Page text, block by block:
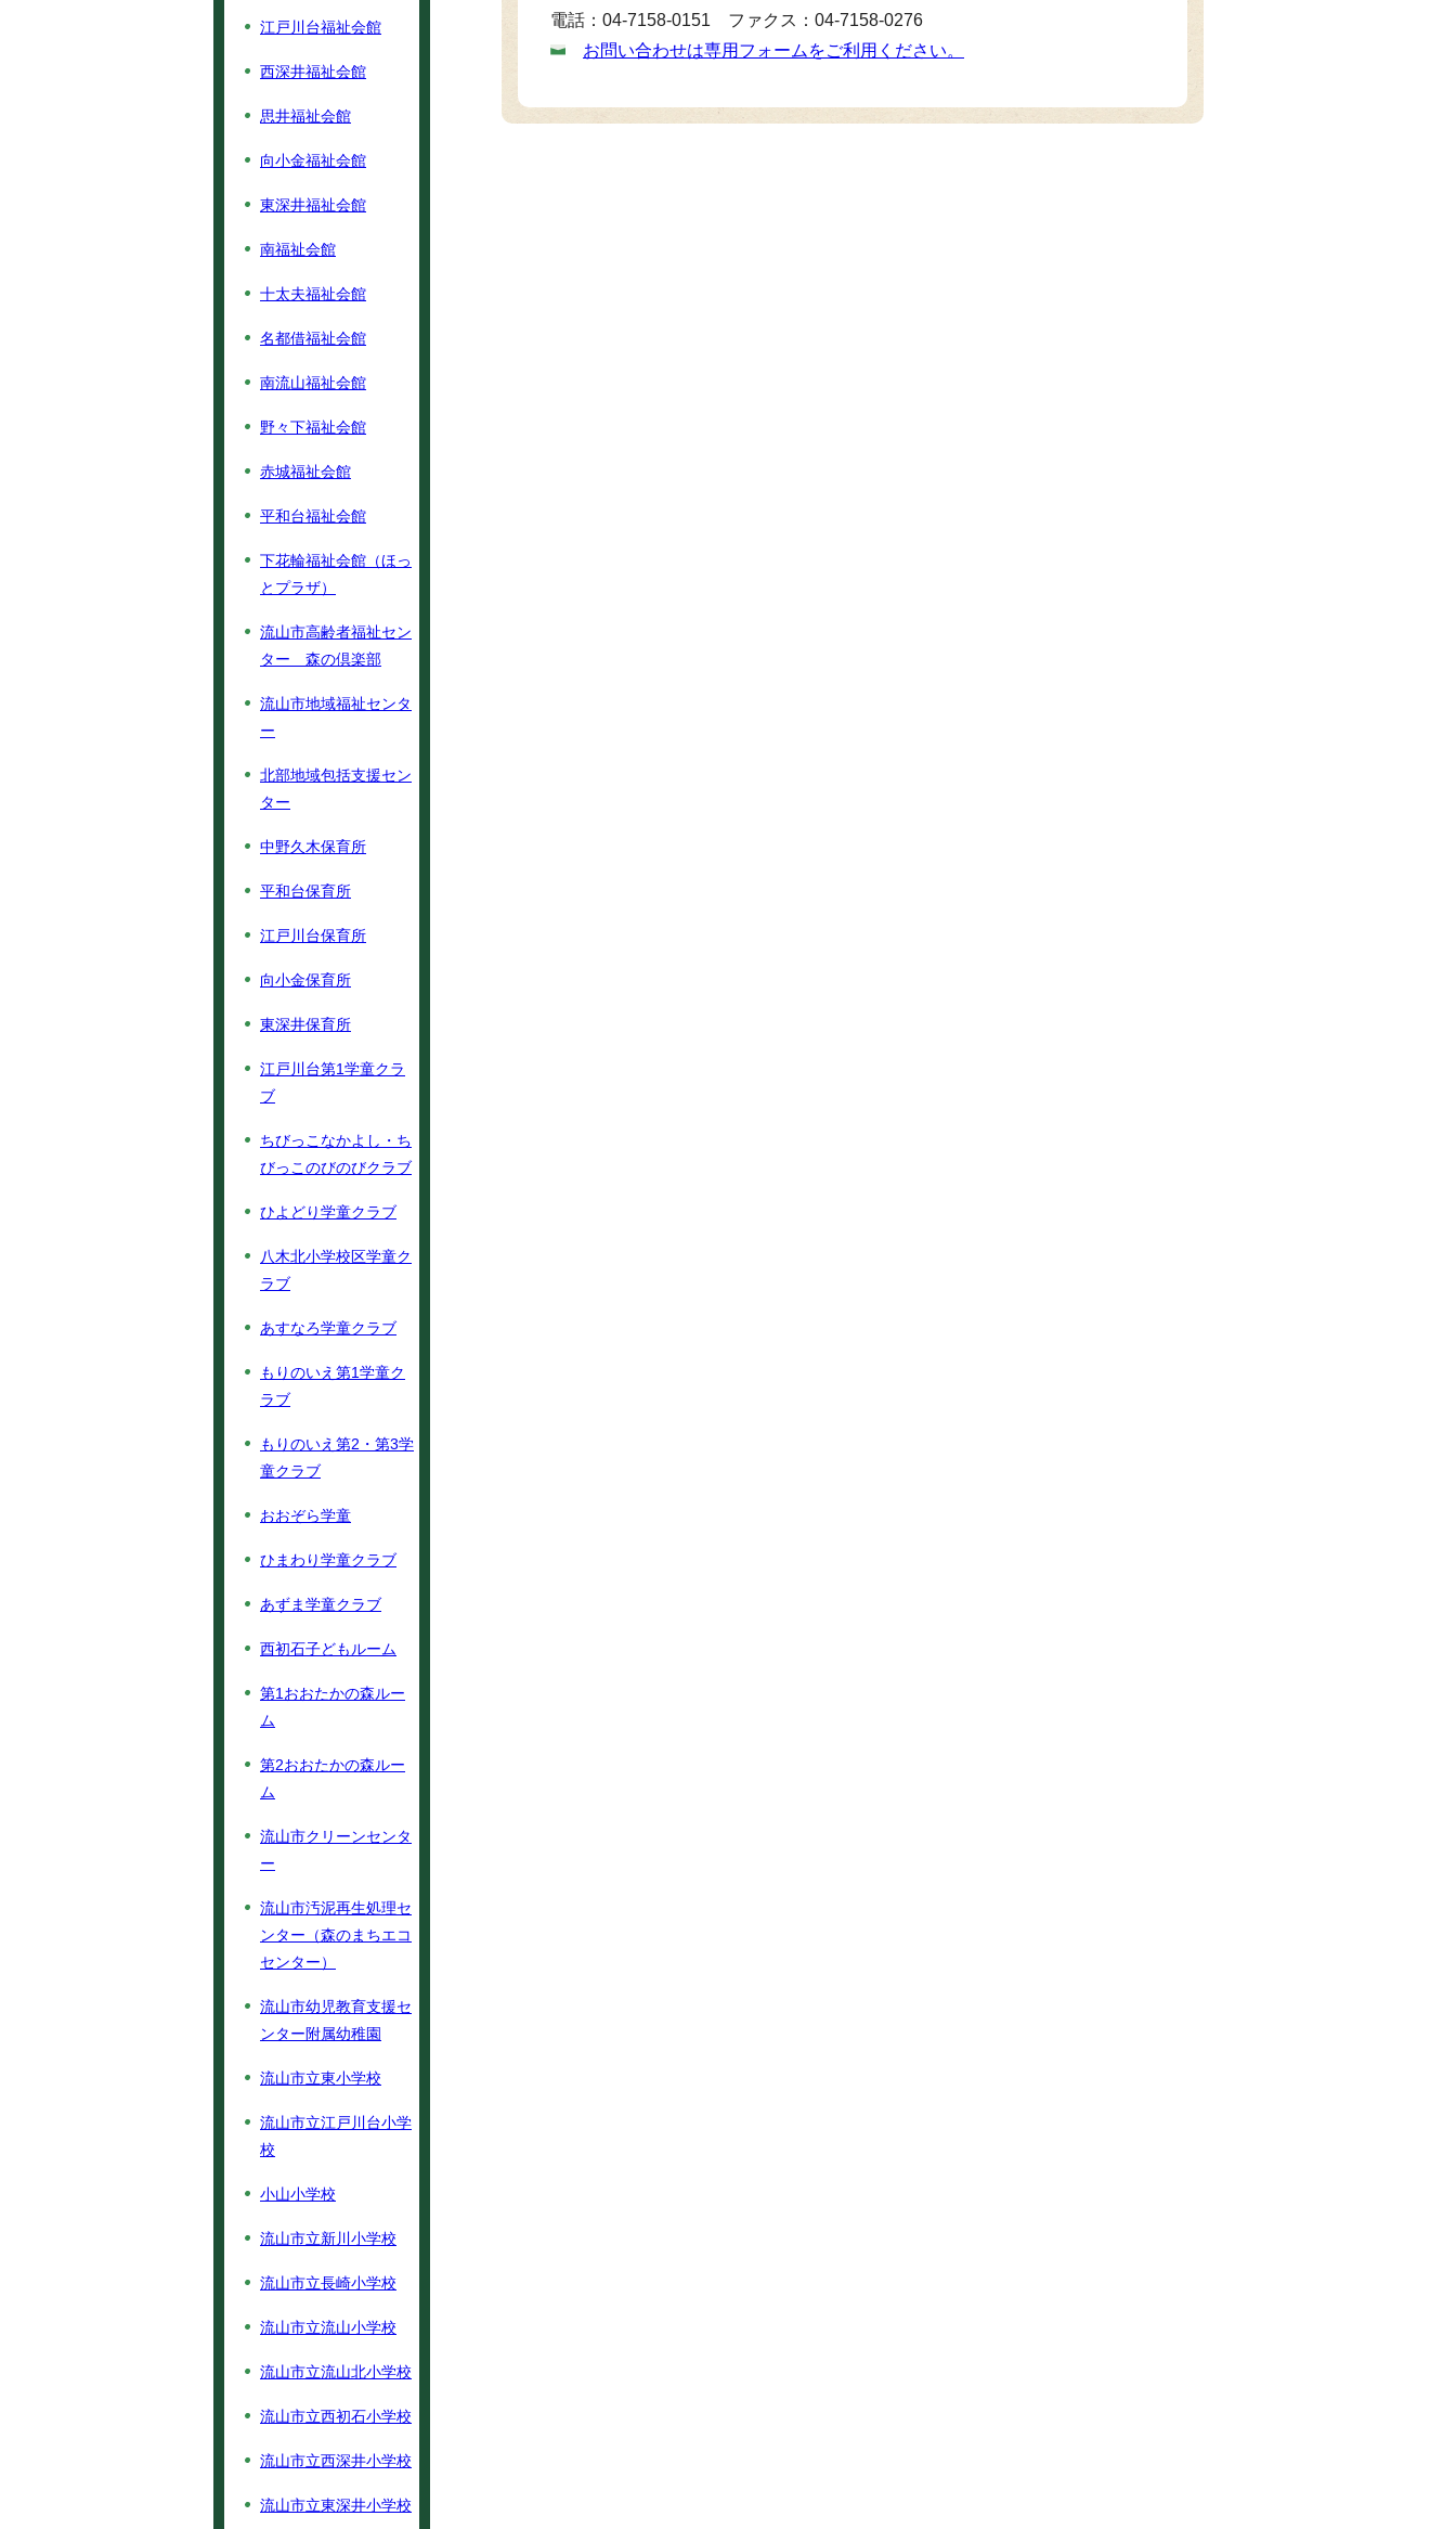
電話：04-7158-0151 ファクス：04-7158-0276
お問い合わせは専用フォームをご利用ください。
江戸川台福祉会館
西深井福祉会館
思井福祉会館
向小金福祉会館
東深井福祉会館
南福祉会館
十太夫福祉会館
名都借福祉会館
南流山福祉会館
野々下福祉会館
赤城福祉会館
平和台福祉会館
下花輪福祉会館（ほっ
とプラザ）
流山市高齢者福祉セン
ター 森の倶楽部
流山市地域福祉センタ
ー
北部地域包括支援セン
ター
中野久木保育所
平和台保育所
江戸川台保育所
向小金保育所
東深井保育所
江戸川台第1学童クラ
ブ
ちびっこなかよし・ち
びっこのびのびクラブ
ひよどり学童クラブ
八木北小学校区学童ク
ラブ
あすなろ学童クラブ
もりのいえ第1学童ク
ラブ
もりのいえ第2・第3学
童クラブ
おおぞら学童
ひまわり学童クラブ
あずま学童クラブ
西初石子どもルーム
第1おおたかの森ルー
ム
第2おおたかの森ルー
ム
流山市クリーンセンタ
ー
流山市汚泥再生処理セ
ンター（森のまちエコ
センター）
流山市幼児教育支援セ
ンター附属幼稚園
流山市立東小学校
流山市立江戸川台小学
校
小山小学校
流山市立新川小学校
流山市立長崎小学校
流山市立流山小学校
流山市立流山北小学校
流山市立西初石小学校
流山市立西深井小学校
流山市立東深井小学校